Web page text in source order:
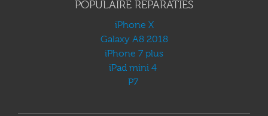
POPULAIRE REPARATIES
iPhone X
Galaxy A8 2018
iPhone 7 plus
iPad mini 4
P7